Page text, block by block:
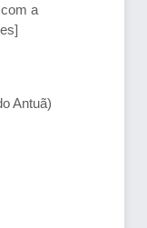
a
Antuã)